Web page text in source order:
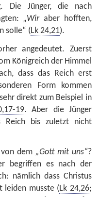
Die Jünger, die nach
„Wiraber hofften,
solle“ (Lk 24,21).
angedeutet. Zuerst
Königreich der Himmel
dass das Reich erst
Form kommen
direkt zum Beispiel in
19. Aber die Jünger
Reich bis zuletzt nicht
dem „Gott mit uns“?
begriffen es nach der
nämlich dass Christus
leiden musste (Lk 24,26;